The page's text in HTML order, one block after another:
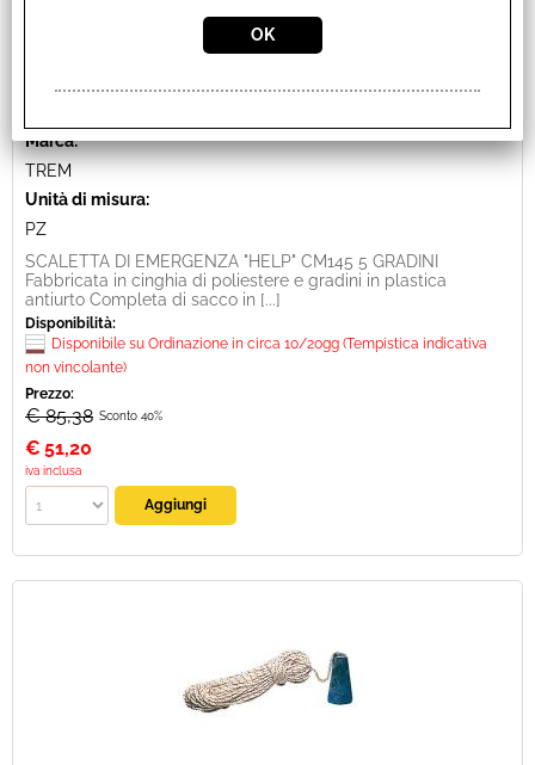
SCALETTA DI EMERGENZA “HELP” CM145 5 GRADINI
Marca:
TREM
Unità di misura:
PZ
SCALETTA DI EMERGENZA "HELP" CM145 5 GRADINI
Fabbricata in cinghia di poliestere e gradini in plastica
antiurto Completa di sacco in [...]
Disponibilità:
Disponibile su Ordinazione in circa 10/20gg (Tempistica indicativa
non vincolante)
Prezzo:
€ 85,38 Sconto 40%
€ 51,20
iva inclusa